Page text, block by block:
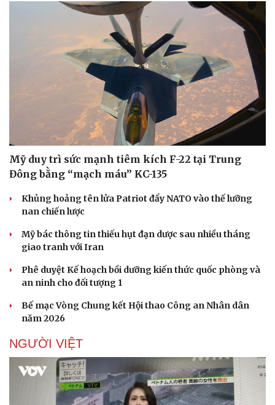
Phòng mạch online
Ăn sạch sống khỏe
Mỹ duy trì sức mạnh tiêm kích F-22 tại Trung
Đông bằng “mạch máu” KC-135
Khủng hoảng tên lửa Patriot đẩy NATO vào thế lưỡng
nan chiến lược
Mỹ bác thông tin thiếu hụt đạn dược sau nhiều tháng
giao tranh với Iran
Phê duyệt Kế hoạch bồi dưỡng kiến thức quốc phòng và
an ninh cho đối tượng 1
Bế mạc Vòng Chung kết Hội thao Công an Nhân dân
năm 2026
NGƯỜI VIỆT